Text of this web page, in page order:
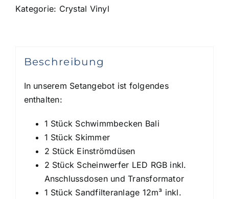
Kategorie: Crystal Vinyl
Beschreibung
In unserem Setangebot ist folgendes
enthalten:
1 Stück Schwimmbecken Bali
1 Stück Skimmer
2 Stück Einströmdüsen
2 Stück Scheinwerfer LED RGB inkl.
Anschlussdosen und Transformator
1 Stück Sandfilteranlage 12m³ inkl.